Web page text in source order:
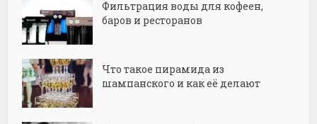
Фильтрация воды для кофеен,
баров и ресторанов
Что такое пирамида из
шампанского и как её делают